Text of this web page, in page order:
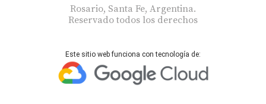
Rosario, Santa Fe, Argentina.
Reservado todos los derechos
Este sitio web funciona con tecnología de: